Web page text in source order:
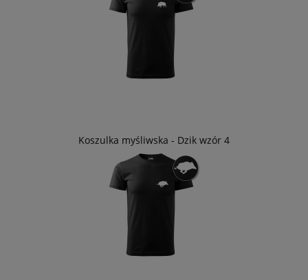
Koszulka myśliwska - Dzik wzór 4